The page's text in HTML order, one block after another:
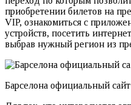
приобретении билетов на
VIP, ознакомиться с
устройств, посетить
выбрав нужный регион из
Барселона официальный